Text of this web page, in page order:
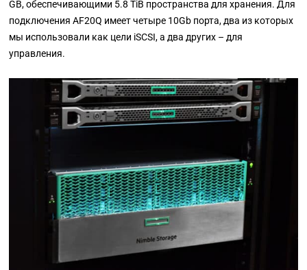
GB, обеспечивающими 5.8 TiB пространства для хранения. Для
подключения AF20Q имеет четыре 10Gb порта, два из которых
мы использовали как цели iSCSI, а два других – для
управления.